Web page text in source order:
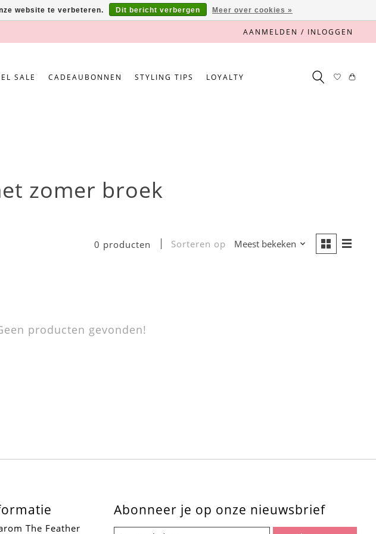
AANMELDEN / INLOGGEN
SALE CADEAUBONNEN STYLING TIPS LOYALTY
zomer broek
0 producten Sorteren op Meest bekeken
producten gevonden!
The Feather
Abonneer je op onze nieuwsbrief
website te verbeteren. Dit bericht verbergen Meer over cookies »